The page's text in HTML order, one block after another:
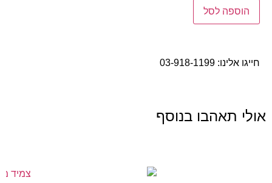
הוספה לסל
חייגו אלינו: 03-918-1199
אולי תאהבו בנוסף